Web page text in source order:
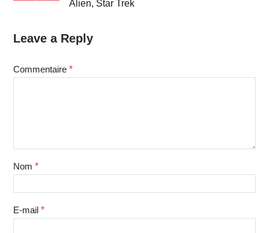
Alien, Star Trek
Leave a Reply
Commentaire *
Nom *
E-mail *